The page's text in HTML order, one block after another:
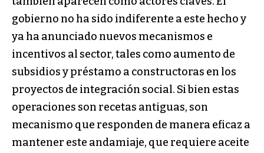
gobierno no ha sido indiferente a este hecho y
ya ha anunciado nuevos mecanismos e
incentivos al sector, tales como aumento de
subsidios y préstamo a constructoras en los
proyectos de integración social. Si bien estas
operaciones son recetas antiguas, son
mecanismo que responden de manera eficaz a
mantener este andamiaje, que requiere aceite